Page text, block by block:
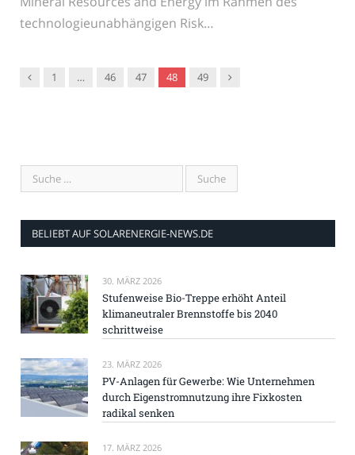
technologieunabhängigen Risk…
Vorgänger
1 … 46 47 48 49 Nachfolger
BELIEBT AUF SOLARENERGIE-NEWS.DE
30. MÄRZ 2026
Stufenweise Bio-Treppe erhöht Anteil
klimaneutraler Brennstoffe bis 2040
schrittweise
23. MÄRZ 2026
PV-Anlagen für Gewerbe: Wie Unternehmen
durch Eigenstromnutzung ihre Fixkosten
radikal senken
17. MÄRZ 2026